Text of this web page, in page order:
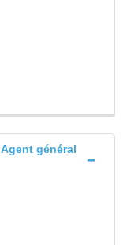
général